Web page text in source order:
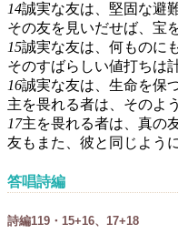
14誠実な友は、堅固な避難
その友を見いだせば、宝
15誠実な友は、何ものに
そのすばらしい値打ちは
16誠実な友は、生命を保
主を畏れる者は、そのよ
17主を畏れる者は、真の
友もまた、彼と同じよう
答唱詩編
詩編119・15+16、17+18